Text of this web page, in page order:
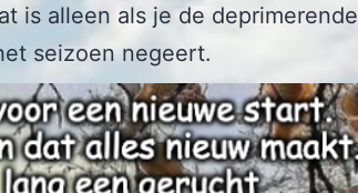
is alleen als je de deprimerende
seizoen negeert.